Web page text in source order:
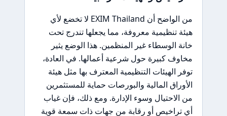
من الواضح أن EXIM Thailand لا تخضع لأي
هيئة تنظيمية معروفة، مما يجعلها تندرج تحت
خانة الوسطاء غير المنظمين. هذا الوضع يثير
مخاوف كبيرة حول شرعية أعمالها. في العادة،
توفر الهيئات التنظيمية المعترف بها مثل هيئة
الأوراق المالية والبورصات حماية للمستثمرين
من الاحتيال وسوء الإدارة. ومع ذلك، فإن غياب
أي تراخيص أو رقابة من جهات ذات سمعة قوية